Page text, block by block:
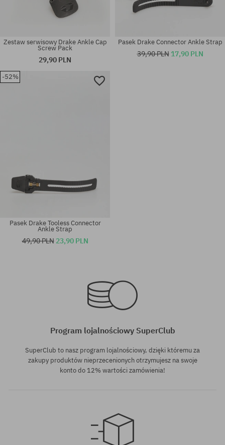
Dostępne rozmiary:
Zestaw serwisowy Drake Ankle Cap
Screw Pack
29,90 PLN
Pasek Drake Connector Ankle Strap
39,90 PLN 17,90 PLN
-52%
Pasek Drake Tooless Connector
Ankle Strap
49,90 PLN 23,90 PLN
Program lojalnościowy SuperClub
SuperClub to nasz program lojalnościowy, dzięki któremu za
zakupy produktów nieprzecenionych otrzymujesz na swoje
konto do 12% wartości zamówienia!